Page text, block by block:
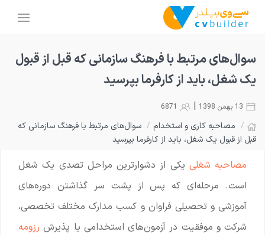
سوال‌های مرتبط با فرهنگ سازمانی که قبل از قبول
یک شغل، باید از کارفرما بپرسید
|
/ مصاحبه کاری و استخدام / سوال‌های مرتبط با فرهنگ سازمانی که
قبل از قبول یک شغل، باید از کارفرما بپرسید
مصاحبه شغلی یکی از دشوارترین مراحل تصدی یک شغل
است. مرحله‌ای که پس از پشت سر گذاشتن دوره‌های
آموزشی و تحصیلی فراوان و کسب مدارک مختلف تخصصی،
شرکت و موفقیت در آزمون‌های استخدامی یا پذیرش رزومه